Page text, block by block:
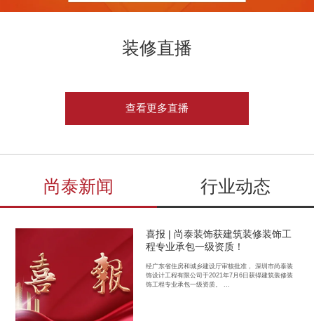
装修直播
查看更多直播
尚泰新闻 行业动态
喜报 | 尚泰装饰获建筑装修装饰工
程专业承包一级资质！
经广东省住房和城乡建设厅审核批准， 深圳市尚泰装
饰设计工程有限公司于2021年7月6日获得建筑装修装
饰工程专业承包一级资质。 ...